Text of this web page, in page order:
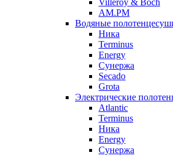
Villeroy & Boch
AM.PM
Водяные
Ника
Terminus
Energy
Сунержа
Secado
Grota
Электрические
Atlantic
Terminus
Ника
Energy
Сунержа